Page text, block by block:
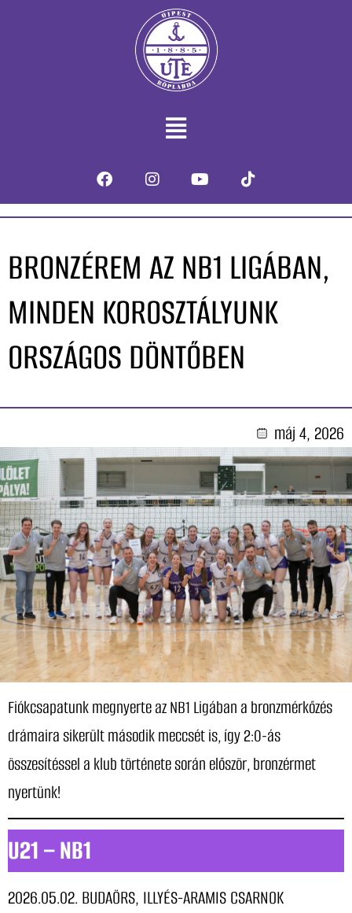
BRONZÉREM AZ NB1 LIGÁBAN,
MINDEN KOROSZTÁLYUNK
ORSZÁGOS DÖNTŐBEN
máj 4, 2026
Fiókcsapatunk megnyerte az NB1 Ligában a bronzmérkőzés
drámaira sikerült második meccsét is, így 2:0-ás
összesítéssel a klub története során először, bronzérmet
nyertünk!
U21 – NB1
2026.05.02. BUDAÖRS, ILLYÉS-ARAMIS CSARNOK